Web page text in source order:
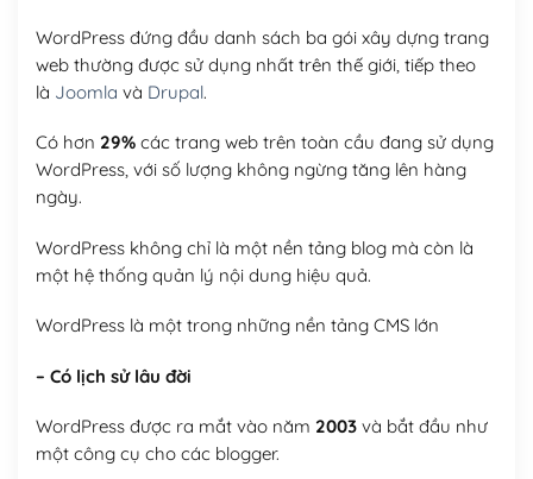
WordPress đứng đầu danh sách ba gói xây dựng trang
web thường được sử dụng nhất trên thế giới, tiếp theo
là Joomla và Drupal.
Có hơn 29%các trang web trên toàn cầu đang sử dụng
WordPress, với số lượng không ngừng tăng lên hàng
ngày.
WordPress không chỉ là một nền tảng blog mà còn là
một hệ thống quản lý nội dung hiệu quả.
WordPress là một trong những nền tảng CMS lớn
– Có lịch sử lâu đời
WordPress được ra mắt vào năm 2003và bắt đầu như
một công cụ cho các blogger.